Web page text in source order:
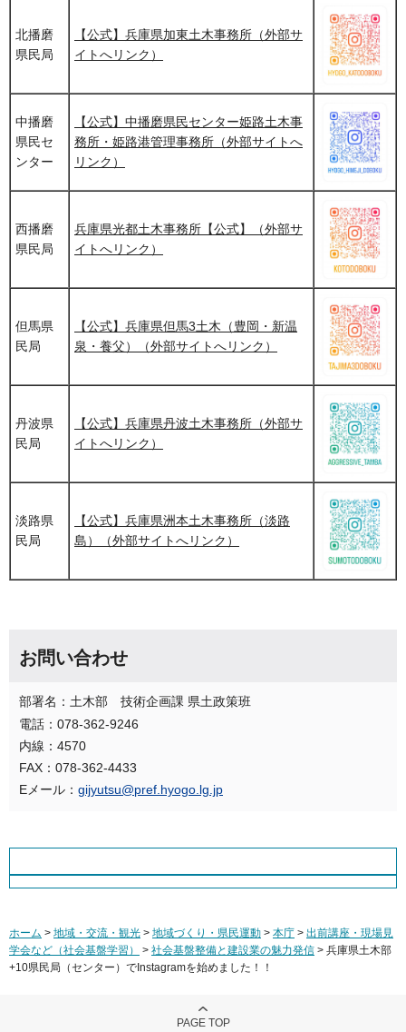
北播磨
県民局
【公式】兵庫県加東土木事務所（外部サ
イトへリンク）
中播磨
県民セ
ンター
【公式】中播磨県民センター姫路土木事
務所・姫路港管理事務所（外部サイトへ
リンク）
西播磨
県民局
兵庫県光都土木事務所【公式】（外部サ
イトへリンク）
但馬県
民局
【公式】兵庫県但馬3土木（豊岡・新温
泉・養父）（外部サイトへリンク）
丹波県
民局
【公式】兵庫県丹波土木事務所（外部サ
イトへリンク）
淡路県
民局
【公式】兵庫県洲本土木事務所（淡路
島）（外部サイトへリンク）
お問い合わせ
部署名：土木部 技術企画課 県土政策班
電話：078-362-9246
内線：4570
FAX：078-362-4433
Eメール： gijyutsu@pref.hyogo.lg.jp
ホーム > 地域・交流・観光 > 地域づくり・県民運動 > 本庁 > 出前講座・現場見
学会など（社会基盤学習）
> 社会基盤整備と建設業の魅力発信 > 兵庫県土木部
+10県民局（センター）でInstagramを始めました！！
PAGE TOP